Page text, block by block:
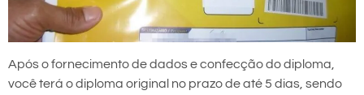
Após o fornecimento de dados e confecção do diploma,
você terá o diploma original no prazo de até 5 dias, sendo